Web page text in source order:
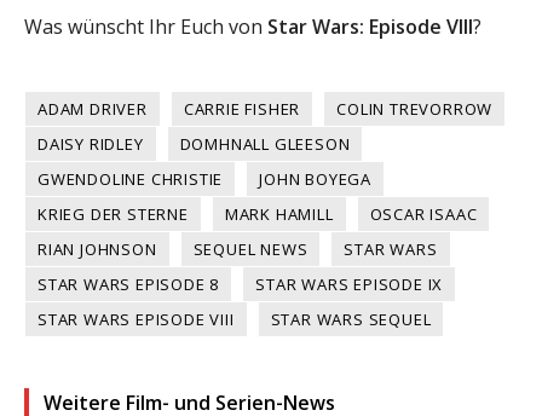
Was wünscht Ihr Euch von Star Wars: Episode VIII?
ADAM DRIVER CARRIE FISHER
COLIN TREVORROW
DAISY RIDLEY
DOMHNALL GLEESON
GWENDOLINE CHRISTIE
JOHN BOYEGA
KRIEG DER STERNE
MARK HAMILL
OSCAR ISAAC
RIAN JOHNSON
SEQUEL NEWS
STAR WARS
STAR WARS EPISODE 8
STAR WARS EPISODE IX
STAR WARS EPISODE VIII
STAR WARS SEQUEL
Weitere Film- und Serien-News